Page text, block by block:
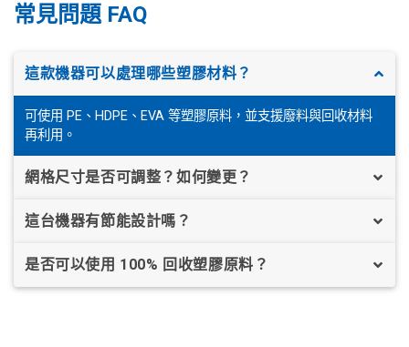
常見問題 FAQ
這款機器可以處理哪些塑膠材料？
可使用 PE、HDPE、EVA 等塑膠原料，並支援廢料與回收材料
再利用。
網格尺寸是否可調整？如何變更？
這台機器有節能設計嗎？
是否可以使用 100% 回收塑膠原料？